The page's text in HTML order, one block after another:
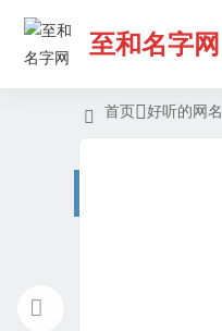
至和名字网
首页 好听的网名